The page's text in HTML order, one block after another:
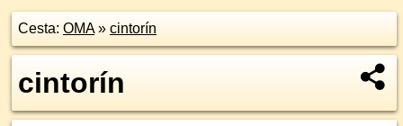
Cesta: OMA» cintorín
cintorín